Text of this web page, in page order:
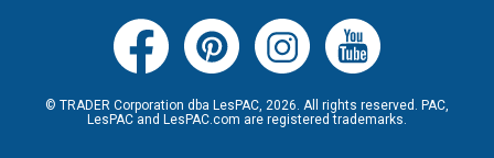
© TRADER Corporation dba LesPAC, 2026. All rights reserved. PAC,
LesPAC and LesPAC.com are registered trademarks.